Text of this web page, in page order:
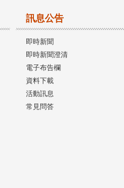
訊息公告
即時新聞
即時新聞澄清
電子布告欄
資料下載
活動訊息
常見問答